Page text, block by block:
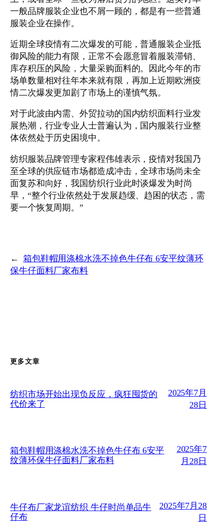
一般品牌服装企业也不屑一顾的，都是有一些普通
服装企业在操作。
近期全球疫情有二次爆发的可能，普通服装企业抵
御风险的能力有限，正常不会愿意冒着服装滞销、
库存积压的风险，大量采购面料的。因此今年的市
场单数量相对往年本来就有限，再加上近期欧洲疫
情二次爆发更加剧了市场上的谨慎气氛。
对于此波由内需、外贸拉动的国内纺织面料行业发
展热潮，行业专业人士普遍认为，国内服装行业整
体依然处于历史困境中。
纺织服装品牌管理专家程伟雄表示，疫情对我国乃
至全球的供应链市场都造成冲击，全球市场尚未全
面复苏和向好，我国纺织行业此时谈爆发为时尚
早，“整个行业依然处于发展趋缓、趋困的状态，需
要一个恢复周期。”
← 箱包鞋帽用涤棉水洗不掉色牛仔布 6安平纹薄环
保牛仔面料厂家布料
更多文章
纺织市场开始出现负反应，疯狂囤货的
代价来了
2025年7月
28日
箱包鞋帽用涤棉水洗不掉色牛仔布 6安平
纹薄环保牛仔面料厂家布料
2025年7
月28日
牛仔布厂家龙谊纺织 牛仔时尚单品牛
仔布
2025年7月28
日